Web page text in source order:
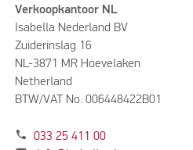
Verkoopkantoor NL
Isabella Nederland BV
Zuiderinslag 16
NL-3871 MR Hoevelaken
Netherland
BTW/VAT No. 006448422B01
phone 033 25 411 00